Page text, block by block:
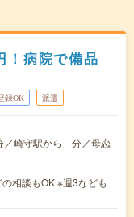
！病院で備品
録OK 派遣
崎守駅から---分／母恋
相談もOK ※週3なども